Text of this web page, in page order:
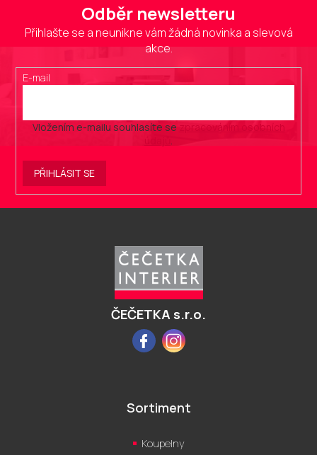
Odběr newsletteru
Přihlašte se a neunikne vám žádná novinka a slevová
akce.
E-mail
Vložením e-mailu souhlasíte se zpracováním osobních
.
PŘIHLÁSIT SE
ČEČETKA s.r.o.
FacebookInstagram
Sortiment
Koupelny